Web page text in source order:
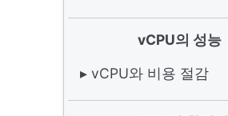
vCPU의 성능
▸ vCPU와 비용 절감